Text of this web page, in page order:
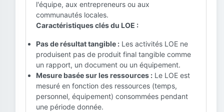
l'équipe, aux entrepreneurs ou aux
communautés locales.
Caractéristiques clés du LOE :
Pas de résultat tangible : Les activités LOE ne
produisent pas de produit final tangible comme
un rapport, un document ou un équipement.
Mesure basée sur les ressources : Le LOE est
mesuré en fonction des ressources (temps,
personnel, équipement) consommées pendant
une période donnée.